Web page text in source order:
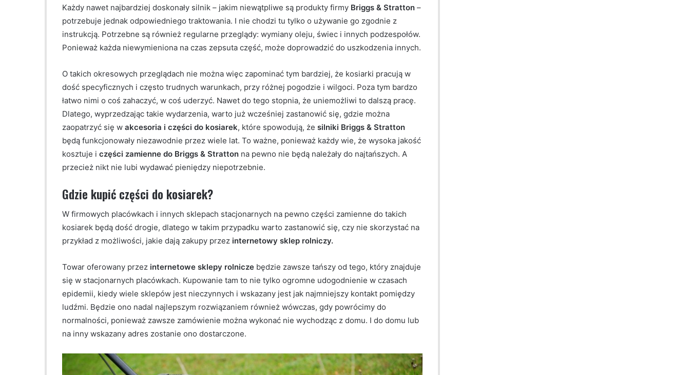
Każdy nawet najbardziej doskonały silnik – jakim niewątpliwe są produkty firmy Briggs & Stratton –
potrzebuje jednak odpowiedniego traktowania. I nie chodzi tu tylko o używanie go zgodnie z
instrukcją. Potrzebne są również regularne przeglądy: wymiany oleju, świec i innych podzespołów.
Ponieważ każda niewymieniona na czas zepsuta część, może doprowadzić do uszkodzenia innych.
O takich okresowych przeglądach nie można więc zapominać tym bardziej, że kosiarki pracują w
dość specyficznych i często trudnych warunkach, przy różnej pogodzie i wilgoci. Poza tym bardzo
łatwo nimi o coś zahaczyć, w coś uderzyć. Nawet do tego stopnia, że uniemożliwi to dalszą pracę.
Dlatego, wyprzedzając takie wydarzenia, warto już wcześniej zastanowić się, gdzie można
zaopatrzyć się w akcesoria i części do kosiarek, które spowodują, że silniki Briggs & Stratton
będą funkcjonowały niezawodnie przez wiele lat. To ważne, ponieważ każdy wie, że wysoka jakość
kosztuje i części zamienne do Briggs & Stratton na pewno nie będą należały do najtańszych. A
przecież nikt nie lubi wydawać pieniędzy niepotrzebnie.
Gdzie kupić części do kosiarek?
W firmowych placówkach i innych sklepach stacjonarnych na pewno części zamienne do takich
kosiarek będą dość drogie, dlatego w takim przypadku warto zastanowić się, czy nie skorzystać na
przykład z możliwości, jakie dają zakupy przez internetowy sklep rolniczy.
Towar oferowany przez internetowe sklepy rolnicze będzie zawsze tańszy od tego, który znajduje
się w stacjonarnych placówkach. Kupowanie tam to nie tylko ogromne udogodnienie w czasach
epidemii, kiedy wiele sklepów jest nieczynnych i wskazany jest jak najmniejszy kontakt pomiędzy
ludźmi. Będzie ono nadal najlepszym rozwiązaniem również wówczas, gdy powrócimy do
normalności, ponieważ zawsze zamówienie można wykonać nie wychodząc z domu. I do domu lub
na inny wskazany adres zostanie ono dostarczone.